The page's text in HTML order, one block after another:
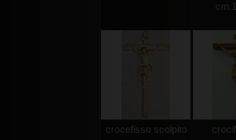
crocefisso scolpito